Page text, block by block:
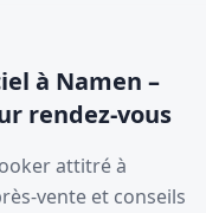
à Namen –
rendez-vous
attitré à
vente et conseils